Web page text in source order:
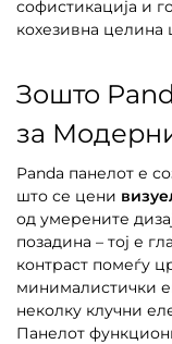
софистикација и
кохезивна целина
Зошто
за
Panda панелот е
што се цени
од умерените
позадина – тој е
контраст помеѓу
минималистички
неколку клучни
Панелот